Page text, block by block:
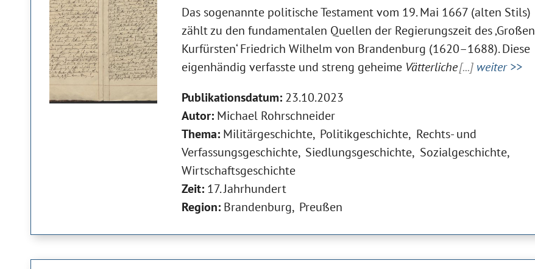
Das sogenannte politische Testament vom 19. Mai 1667 (alten Stils)
zählt zu den fundamentalen Quellen der Regierungszeit des ‚Großen
Kurfürsten‘ Friedrich Wilhelm von Brandenburg (1620–1688). Diese
eigenhändig verfasste und streng geheime Vätterliche[...] weiter >>
Publikationsdatum:23.10.2023
Autor: Michael Rohrschneider
Thema: Militärgeschichte Politikgeschichte Rechts- und
Verfassungsgeschichte Siedlungsgeschichte Sozialgeschichte
Wirtschaftsgeschichte
Zeit: 17. Jahrhundert
Region: Brandenburg Preußen